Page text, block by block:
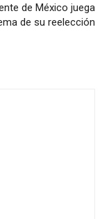
de México juega
de su reelección